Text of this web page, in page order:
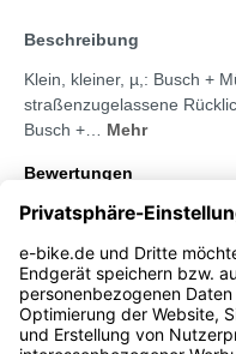
Beschreibung
Klein, kleiner, µ,: Busch +
straßenzugelassene
Busch +… Mehr
Bewertungen
Service-Hotline
Service